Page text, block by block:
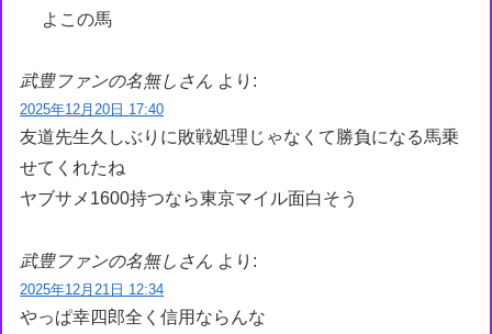
よこの馬
武豊ファンの名無しさん より:
2025年12月20日 17:40
友道先生久しぶりに敗戦処理じゃなくて勝負になる馬乗
せてくれたね
ヤブサメ1600持つなら東京マイル面白そう
武豊ファンの名無しさん より:
2025年12月21日 12:34
やっぱ幸四郎全く信用ならんな